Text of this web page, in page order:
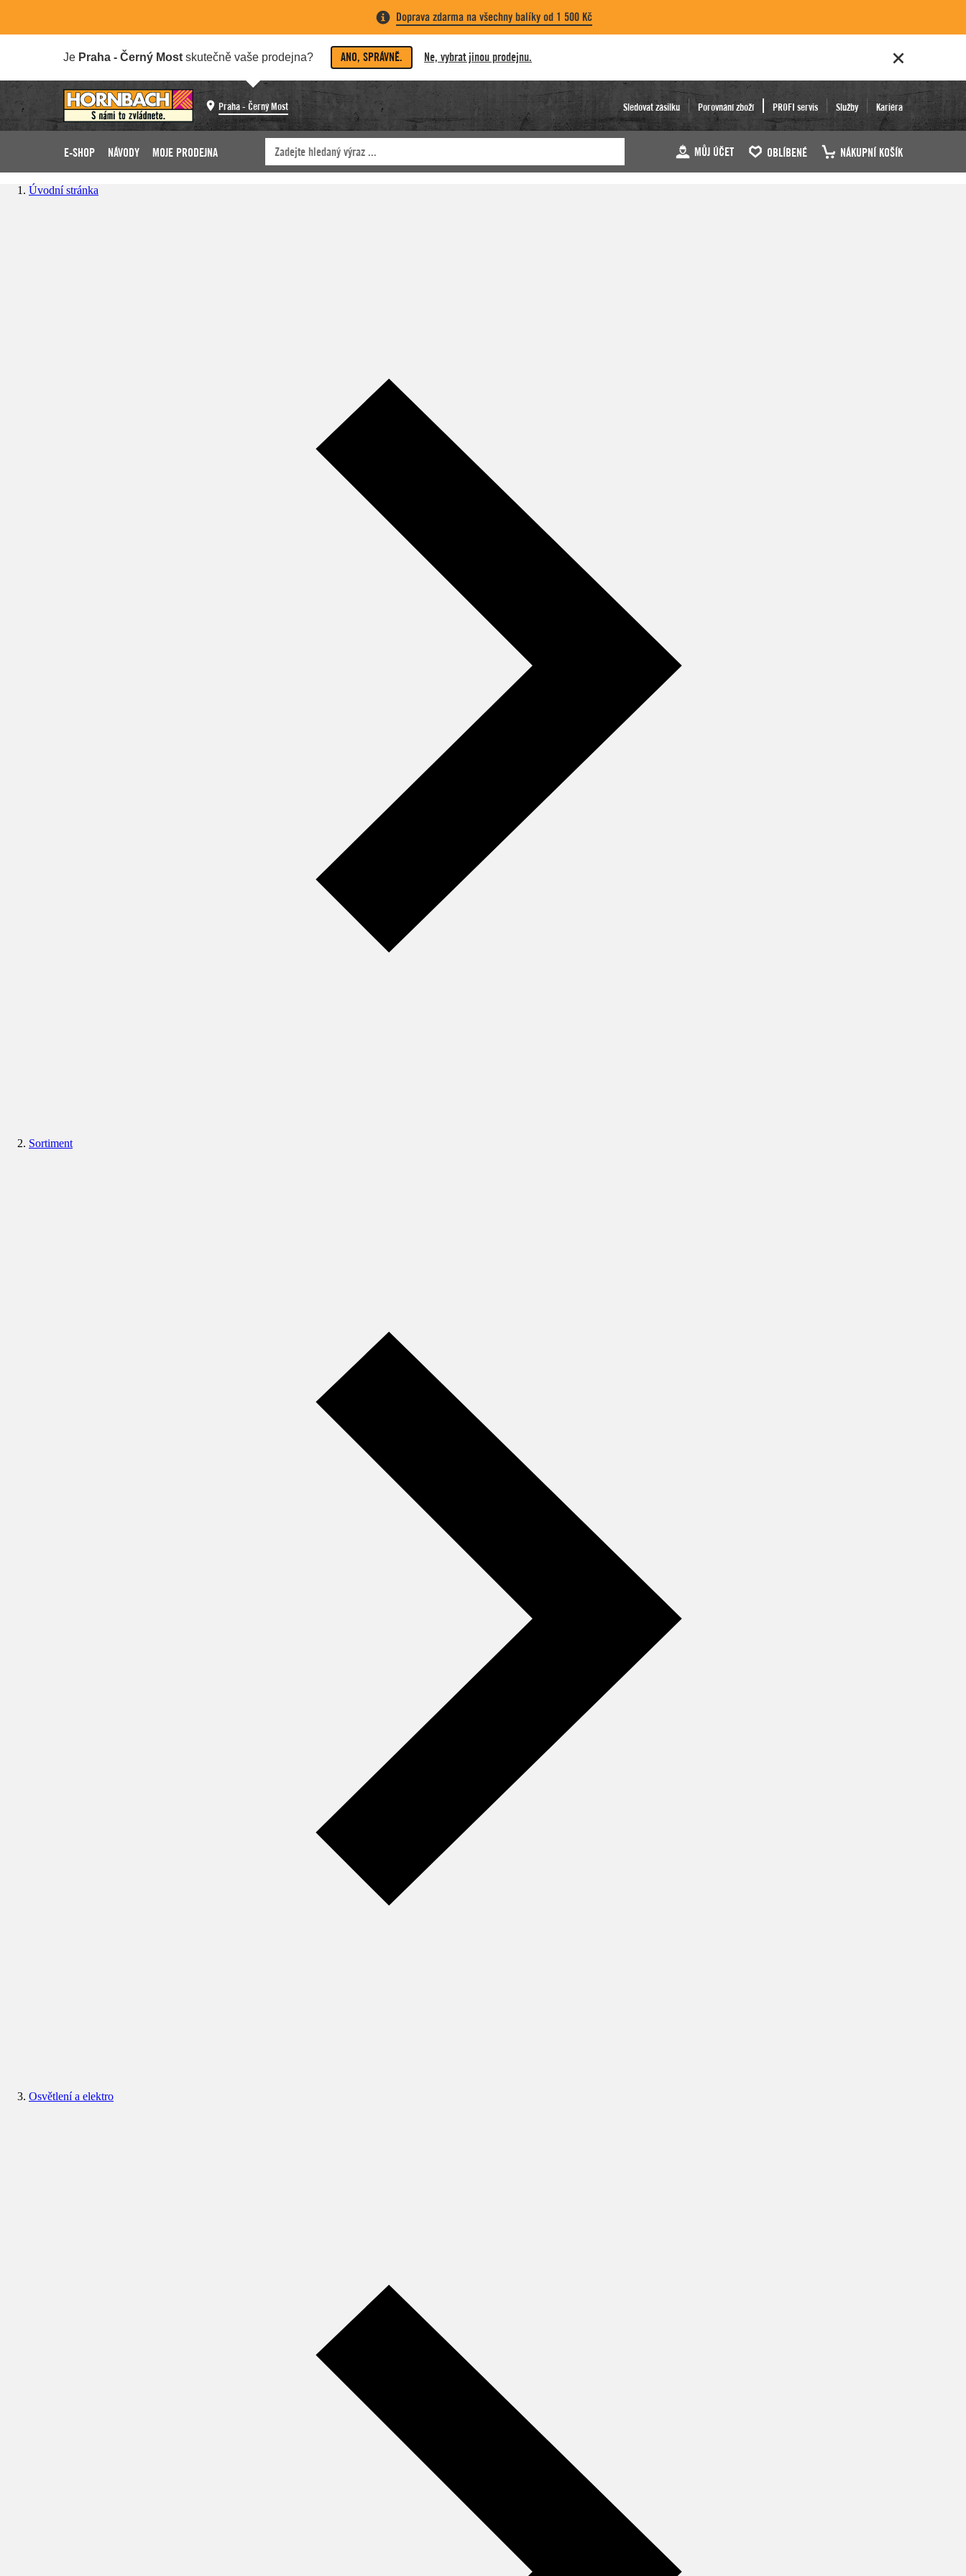
Doprava zdarma na všechny balíky od 1 500 Kč
Je Praha - Černý Most skutečně vaše prodejna? ANO, SPRÁVNĚ. Ne, vybrat jinou prodejnu.
Praha - Černý Most Sledovat zásilku Porovnání zboží PROFI servis Služby Kariéra
E-SHOP NÁVODY MOJE PRODEJNA MŮJ ÚČET OBLÍBENÉ NÁKUPNÍ KOŠÍK
Úvodní stránka
Sortiment
Osvětlení a elektro